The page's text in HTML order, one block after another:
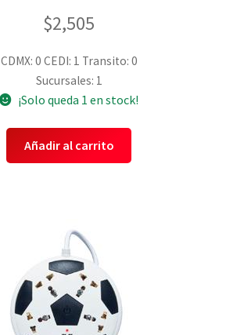
$2,505
CDMX: 0 CEDI: 1 Transito: 0
Sucursales: 1
¡Solo queda 1 en stock!
Añadir al carrito